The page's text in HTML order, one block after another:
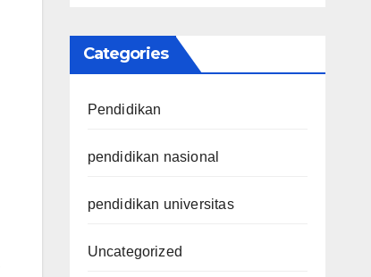
Categories
Pendidikan
pendidikan nasional
pendidikan universitas
Uncategorized